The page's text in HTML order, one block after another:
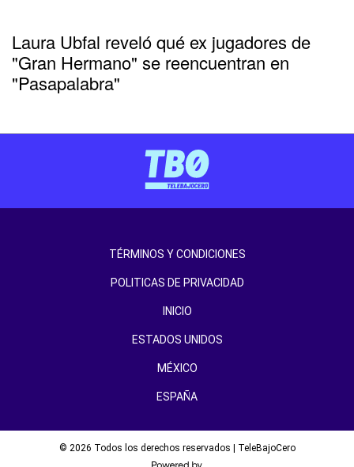
Laura Ubfal reveló qué ex jugadores de
"Gran Hermano" se reencuentran en
"Pasapalabra"
TÉRMINOS Y CONDICIONES
POLITICAS DE PRIVACIDAD
INICIO
ESTADOS UNIDOS
MÉXICO
ESPAÑA
© 2026 Todos los derechos reservados | TeleBajoCero